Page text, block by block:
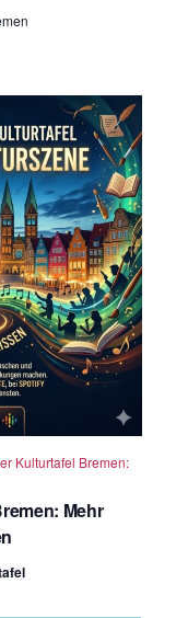
Mehr
Kulturtafel Bremen: